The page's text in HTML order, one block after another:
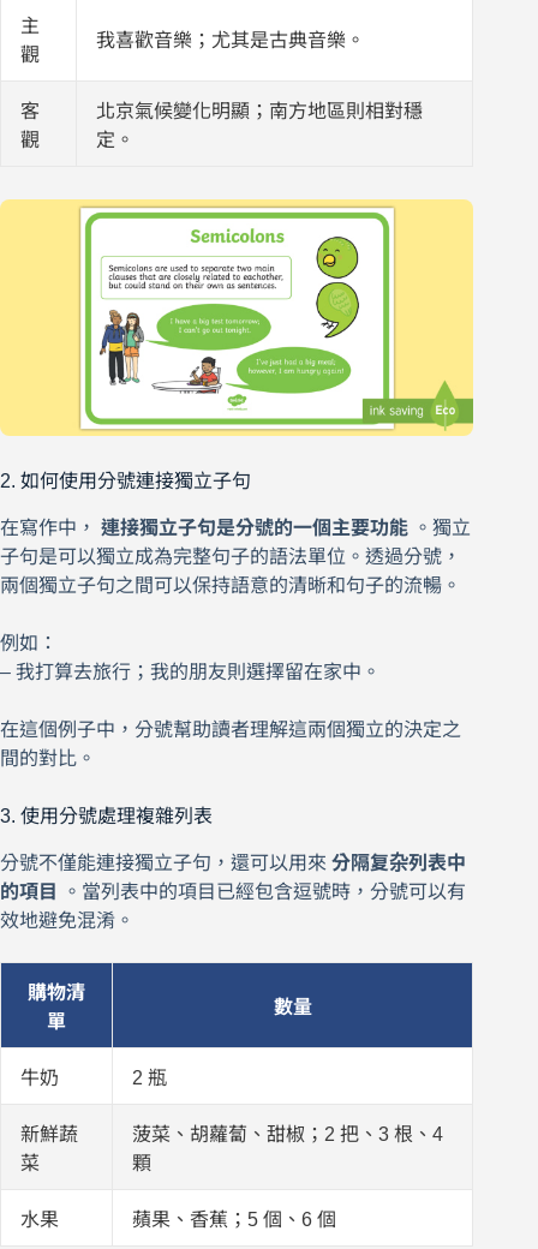
主
觀
我喜歡音樂；尤其是古典音樂。
客
觀
北京氣候變化明顯；南方地區則相對穩
定。
2. 如何使用分號連接獨立子句
在寫作中， 連接獨立子句是分號的一個主要功能 。獨立
子句是可以獨立成為完整句子的語法單位。透過分號，
兩個獨立子句之間可以保持語意的清晰和句子的流暢。
例如：
– 我打算去旅行；我的朋友則選擇留在家中。
在這個例子中，分號幫助讀者理解這兩個獨立的決定之
間的對比。
3. 使用分號處理複雜列表
分號不僅能連接獨立子句，還可以用來 分隔复杂列表中
的項目
。當列表中的項目已經包含逗號時，分號可以有
效地避免混淆。
購物清
單
數量
牛奶 2 瓶
新鮮蔬
菜
菠菜、胡蘿蔔、甜椒；2 把、3 根、4
顆
水果 蘋果、香蕉；5 個、6 個